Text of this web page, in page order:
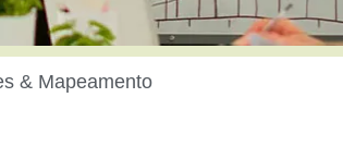
& Mapeamento